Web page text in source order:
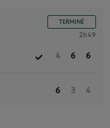
TERMINÉ
2h49
4 6 6
6 3 4